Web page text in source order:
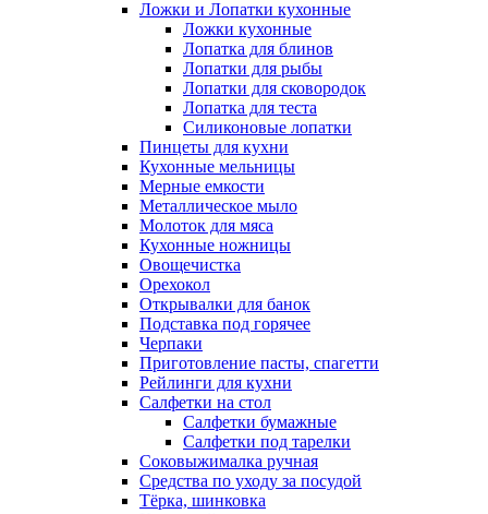
Ложки и Лопатки кухонные
Ложки кухонные
Лопатка для блинов
Лопатки для рыбы
Лопатки для сковородок
Лопатка для теста
Силиконовые лопатки
Пинцеты для кухни
Кухонные мельницы
Мерные емкости
Металлическое мыло
Молоток для мяса
Кухонные ножницы
Овощечистка
Орехокол
Открывалки для банок
Подставка под горячее
Черпаки
Приготовление пасты, спагетти
Рейлинги для кухни
Салфетки на стол
Салфетки бумажные
Салфетки под тарелки
Соковыжималка ручная
Средства по уходу за посудой
Тëрка, шинковка